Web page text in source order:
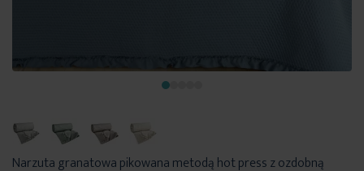
Narzuta granatowa pikowana metodą hot press z ozdobną